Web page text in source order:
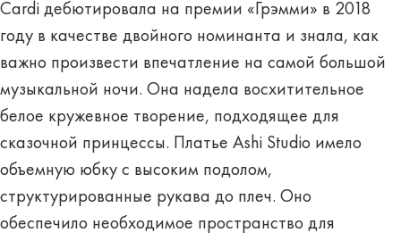
Cardi дебютировала на премии «Грэмми» в 2018
году в качестве двойного номинанта и знала, как
важно произвести впечатление на самой большой
музыкальной ночи. Она надела восхитительное
белое кружевное творение, подходящее для
сказочной принцессы. Платье Ashi Studio имело
объемную юбку с высоким подолом,
структурированные рукава до плеч. Оно
обеспечило необходимое пространство для